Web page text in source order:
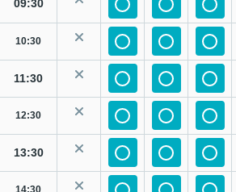
09:30
10:30
11:30
12:30
13:30
14:30